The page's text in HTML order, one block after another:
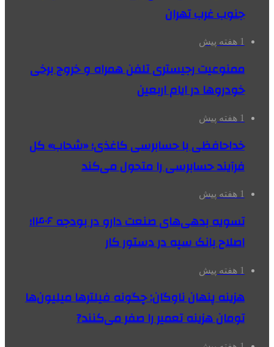
جنوب غرب تهران
1 هفته پیش
ممنوعیت رجیستری تلفن همراه و خروج برخی
خودروها در ایام اربعین
1 هفته پیش
خداحافظی با حسابرسی کاغذی؛ «شحاب» کل
فرآیند حسابرسی را متحول می‌کند
1 هفته پیش
تسویه بدهی‌های صنعت دارو در بودجه ۱۴۰۶؛
اصلاح بانک سپه در دستور کار
1 هفته پیش
هزینه پنهان ناوگان: چگونه فیلترها میلیون‌ها
تومان هزینه تعمیر را صفر می‌کنند?